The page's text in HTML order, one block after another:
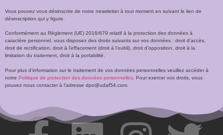
Vous pouvez vous désinscrire de notre newsletter à tout moment en suivant le lien de
désinscription qui y figure.
Conformément au Règlement (UE) 2016/679 relatif à la protection des données à
caractère personnel, vous disposez des droits suivants sur vos données : droit d’accès,
droit de rectification, droit à l’effacement (droit à l’oubli), droit d’opposition, droit à la
limitation du traitement, droit à la portabilité.
Pour plus d’information sur le traitement de vos données personnelles veuillez accéder à
notre Politique de protection des données personnelles . Pour exercer vos droits, vous
pouvez nous contacter à l’adresse dpo@udaf54.com.